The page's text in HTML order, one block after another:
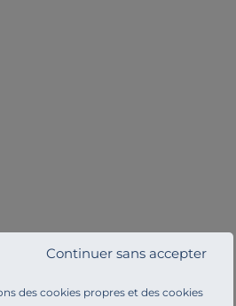
des cookies propres et des cookies
Continuer sans accepter